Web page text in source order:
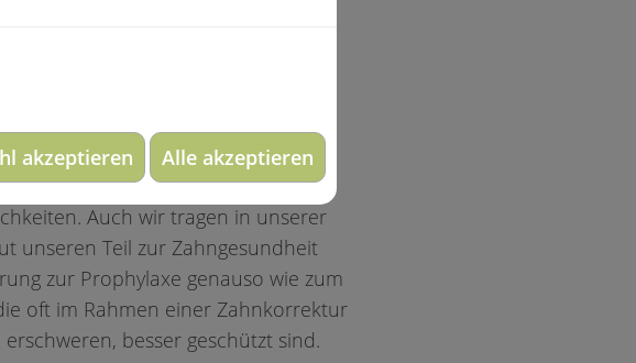
akzeptieren Alle akzeptieren
oder Ärzten bekommt, meist
sich diese auch zu
geben, die gute Entscheidungen
Auch wir tragen in unserer
unseren Teil zur Zahngesundheit
zur Prophylaxe genauso wie zum
oft im Rahmen einer Zahnkorrektur
besser geschützt sind.